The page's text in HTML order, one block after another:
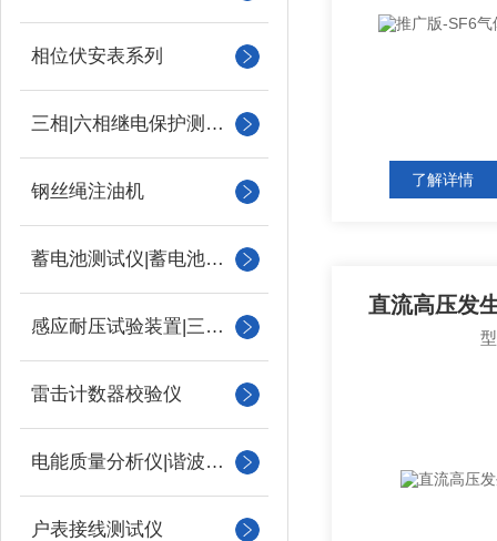
相位伏安表系列
三相|六相继电保护测试仪
钢丝绳注油机
蓄电池测试仪|蓄电池充放电测试仪
感应耐压试验装置|三倍频
雷击计数器校验仪
电能质量分析仪|谐波测试
户表接线测试仪
了解详情
直流高压发